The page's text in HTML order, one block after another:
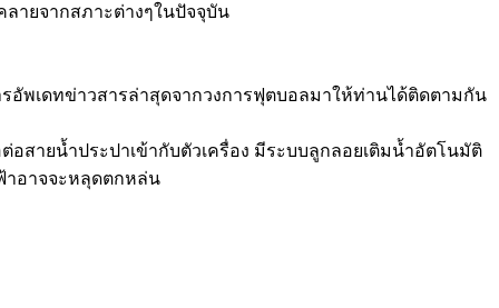
ลายจากสภาะต่างๆในปัจจุบัน
พเดทข่าวสารล่าสุดจากวงการฟุตบอลมาให้ท่านได้ติดตามกัน
อสายน้ำประปาเข้ากับตัวเครื่อง มีระบบลูกลอยเติมน้ำอัตโนมัติ
าอาจจะหลุดตกหล่น